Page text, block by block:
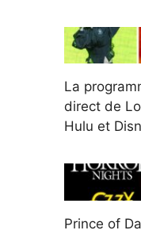
La
direct de
Hulu et
Prince of